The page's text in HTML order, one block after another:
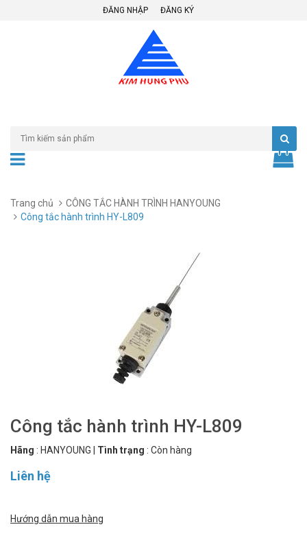
ĐĂNG NHẬP ĐĂNG KÝ
Trang chủ
CÔNG TẮC HÀNH TRÌNH HANYOUNG
Công tắc hành trình HY-L809
Công tắc hành trình HY-L809
Hãng : HANYOUNG Tình trạng : Còn hàng
Liên hệ
Hướng dẫn mua hàng